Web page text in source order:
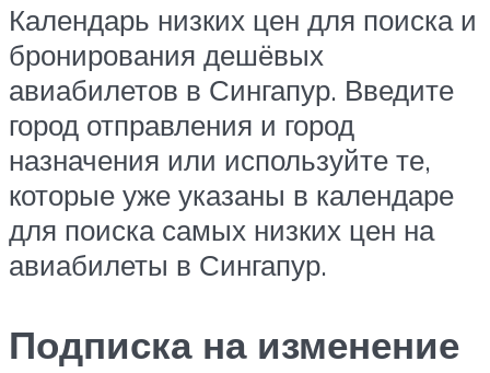
Календарь низких цен для поиска и
бронирования дешёвых
авиабилетов в Сингапур. Введите
город отправления и город
назначения или используйте те,
которые уже указаны в календаре
для поиска самых низких цен на
авиабилеты в Сингапур.
Подписка на изменение